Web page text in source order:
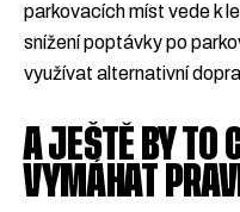
parkovacích míst vede k
snížení poptávky po
využívat alternativní
A JEŠTĚ BY TO
VYMÁHAT